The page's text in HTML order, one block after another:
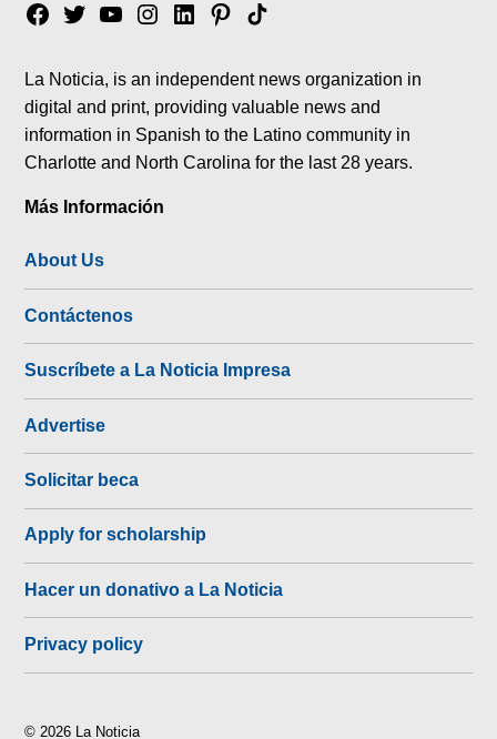
Facebook
TwitterYouTubeInstagram
LinkedinPinterest
Tik
La Noticia, is an independent news organization in
digital and print, providing valuable news and
information in Spanish to the Latino community in
Charlotte and North Carolina for the last 28 years.
Más Información
About Us
Contáctenos
Suscríbete a La Noticia Impresa
Advertise
Solicitar beca
Apply for scholarship
Hacer un donativo a La Noticia
Privacy policy
© 2026 La Noticia